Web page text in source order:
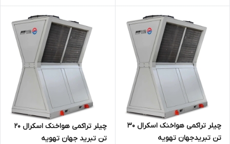
چیلر تراکمی هواخنک اسکرال 30
تن تبریدجهان تهویه
چیلر تراکمی هواخنک اسکرال 20
تن تبرید جهان تهویه